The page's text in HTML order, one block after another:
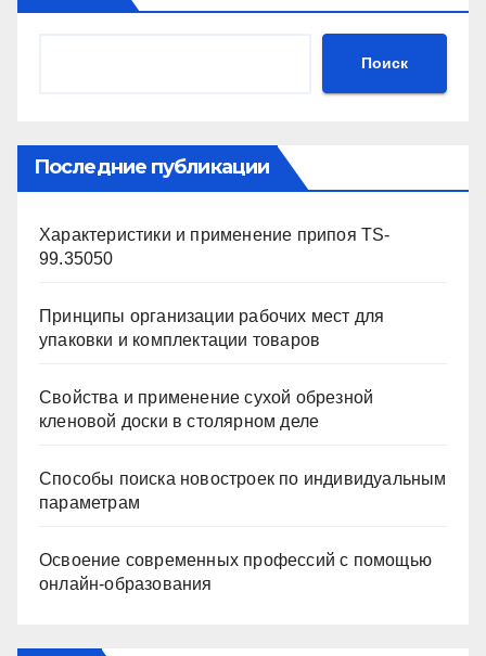
Поиск
Последние публикации
Характеристики и применение припоя TS-
99.35050
Принципы организации рабочих мест для
упаковки и комплектации товаров
Свойства и применение сухой обрезной
кленовой доски в столярном деле
Способы поиска новостроек по индивидуальным
параметрам
Освоение современных профессий с помощью
онлайн-образования